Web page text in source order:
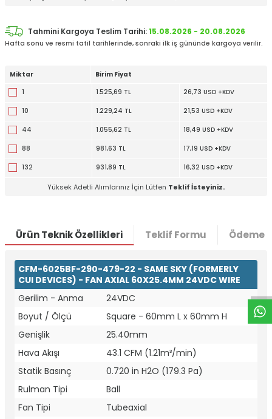
W
h
t
a
p
p
D
e
s
e
H
a
t
t
Tahmini Kargoya Teslim Tarihi:15.08.2026 - 20.08.2026
Hafta sonu ve resmi tatil tarihlerinde, sonraki ilk iş gününde kargoya verilir.
Miktar
Birim Fiyat
1
1.525,69 TL 26,73 USD +KDV
10 1.229,24 TL 21,53 USD +KDV
44 1.055,62 TL 18,49 USD +KDV
88 981,63 TL 17,19 USD +KDV
132 931,89 TL 16,32 USD +KDV
Yüksek Adetli Alımlarınız İçin Lütfen Teklif İsteyiniz.
Ürün Teknik Özellikleri Teklif Formu Ödeme
CFM-6025BF-290-479-22 - SAME SKY (FORMERLY
CUI DEVICES) - FAN AXIAL 60X25.4MM 24VDC WIRE
Gerilim - Anma
24VDC
Boyut / Ölçü
Square - 60mm L x 60mm H
Genişlik
25.40mm
Hava Akışı
43.1 CFM (1.21m³/min)
Statik Basınç
0.720 in H2O (179.3 Pa)
Rulman Tipi
Ball
Fan Tipi
Tubeaxial